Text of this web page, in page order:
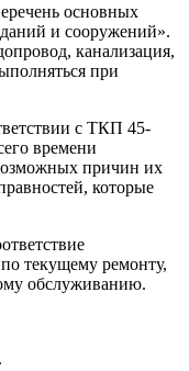
основных
и сооружений».
канализация,
при
с ТКП 45-
времени
причин их
которые
текущему ремонту,
обслуживанию.